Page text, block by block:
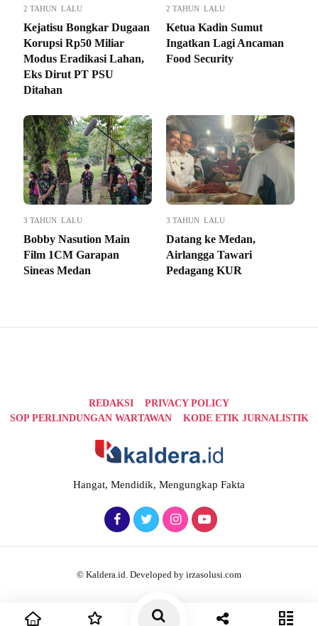
2 TAHUN LALU
Kejatisu Bongkar Dugaan
Korupsi Rp50 Miliar
Modus Eradikasi Lahan,
Eks Dirut PT PSU
Ditahan
2 TAHUN LALU
Ketua Kadin Sumut
Ingatkan Lagi Ancaman
Food Security
3 TAHUN LALU
Bobby Nasution Main
Film 1CM Garapan
Sineas Medan
3 TAHUN LALU
Datang ke Medan,
Airlangga Tawari
Pedagang KUR
REDAKSI
PRIVACY POLICY
SOP PERLINDUNGAN WARTAWAN
KODE ETIK JURNALISTIK
Hangat, Mendidik, Mengungkap Fakta
© Kaldera.id. Developed by irzasolusi.com